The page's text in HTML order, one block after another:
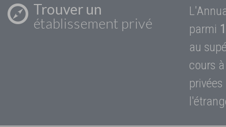
Trouver un
établissement privé
parmi
au
cours